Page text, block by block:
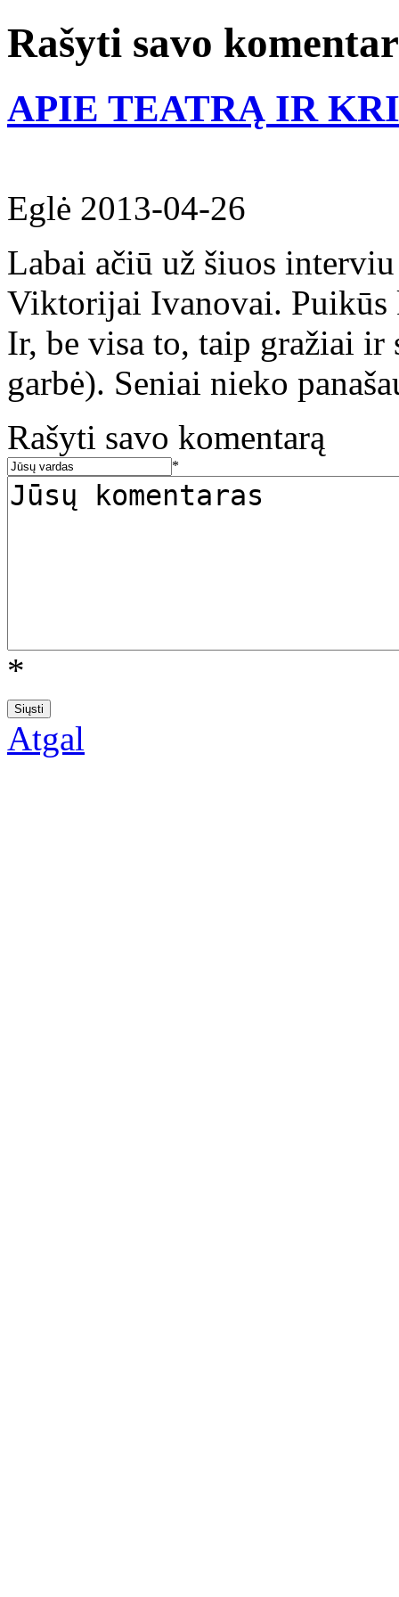
Rašyti savo
APIE TEATRĄ IR
Eglė 2013-04-26
Labai ačiū už šiuos
Viktorijai Ivanovai. Puikūs
Ir, be visa to, taip gražiai
garbė). Seniai nieko
Rašyti savo komentarą
*
*
Atgal